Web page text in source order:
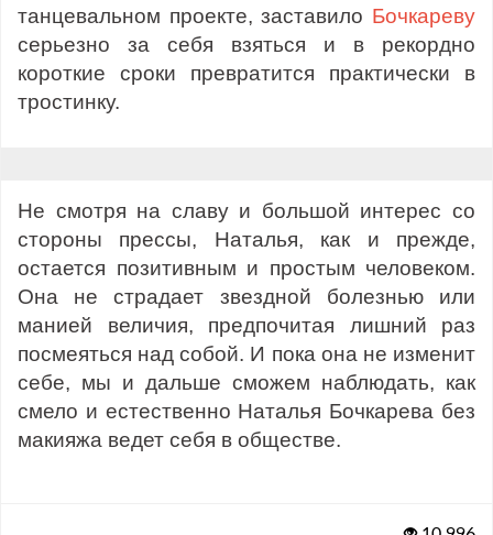
танцевальном проекте, заставило Бочкареву
серьезно за себя взяться и в рекордно
короткие сроки превратится практически в
тростинку.
Не смотря на славу и большой интерес со
стороны прессы, Наталья, как и прежде,
остается позитивным и простым человеком.
Она не страдает звездной болезнью или
манией величия, предпочитая лишний раз
посмеяться над собой. И пока она не изменит
себе, мы и дальше сможем наблюдать, как
смело и естественно Наталья Бочкарева без
макияжа ведет себя в обществе.